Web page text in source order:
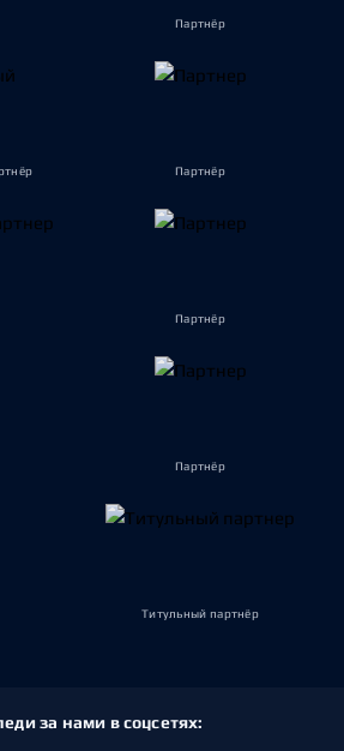
Партнёр
Партнёр
Партнёр
Партнёр
Титульный партнёр
за нами в соцсетях: